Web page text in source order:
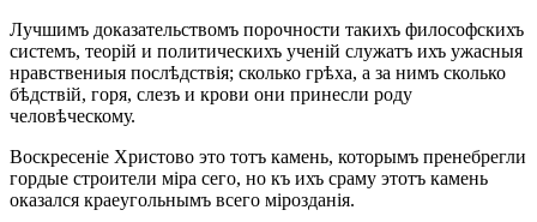
Лучшимъ доказательствомъ порочности такихъ философскихъ
системъ, теорій и политическихъ ученій служатъ ихъ ужасныя
нравствениыя послѣдствія; сколько грѣха, а за нимъ сколько
бѣдствій, горя, слезъ и крови они принесли роду
человѣческому.
Воскресеніе Христово это тотъ камень, которымъ пренебрегли
гордые строители міра сего, но къ ихъ сраму этотъ камень
оказался краеугольнымъ всего мірозданія.